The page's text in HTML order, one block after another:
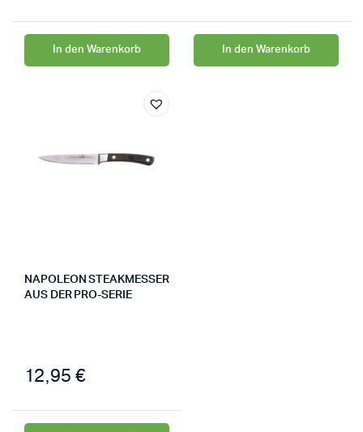
In den Warenkorb In den Warenkorb
NAPOLEON STEAKMESSER
AUS DER PRO-SERIE
12,95 €